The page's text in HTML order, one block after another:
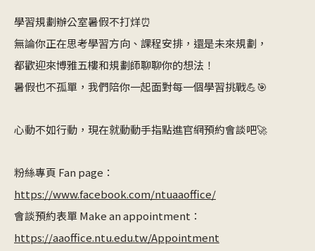
學習規劃辦公室暑假不打烊⏰
無論你正在思考學習方向、課程安排，還是未來規劃，
都歡迎來博雅五樓和規劃師聊聊你的想法！
暑假也不孤單，我們陪你一起面對每一個學習挑戰💪🎯
心動不如行動，現在就動動手指點進官網預約會談吧🚀
粉絲專頁 Fan page：
https://www.facebook.com/ntuaaoffice/
會談預約表單 Make an appointment：
https://aaoffice.ntu.edu.tw/Appointment